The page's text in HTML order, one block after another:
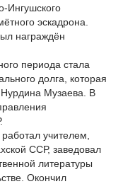
Ингушского
эскадрона.
награждён
периода стала
долга, которая
Нурдина Музаева. В
учителем,
ССР, заведовал
литературы
Окончил